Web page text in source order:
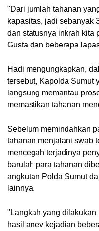
"Dari jumlah tahanan
kapasitas, jadi sebanyak
dan statusnya inkrah kita
Gusta dan beberapa
Hadi mengungkapkan,
tersebut, Kapolda Sumut
langsung memantau
memastikan tahanan
Sebelum memindahkan
tahanan menjalani swab
mencegah terjadinya
barulah para tahanan
angkutan Polda Sumut
lainnya.
"Langkah yang dilakukan
hasil anev kejadian